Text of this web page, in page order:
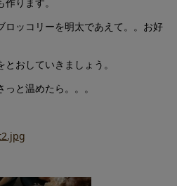
ロッコリーを明太であえて。。お好
おしていきましょう。
と温めたら。。。